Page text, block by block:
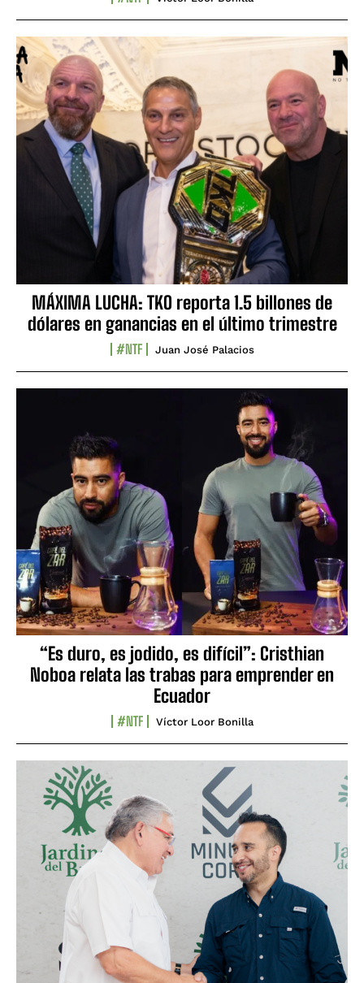
MÁXIMA LUCHA: TKO reporta 1.5 billones de
dólares en ganancias en el último trimestre
#NTF Juan José Palacios
“Es duro, es jodido, es difícil”: Cristhian
Noboa relata las trabas para emprender en
Ecuador
#NTF Víctor Loor Bonilla